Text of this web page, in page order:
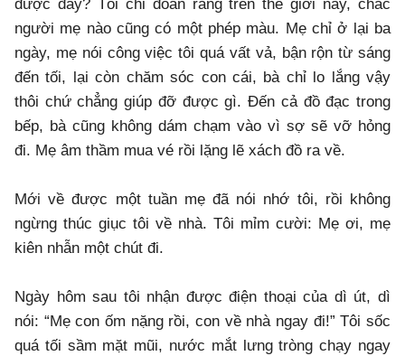
được đây? Tôi chỉ đoán rằng trên thế giới này, chắc
người mẹ nào cũng có một phép màu. Mẹ chỉ ở lại ba
ngày, mẹ nói công việc tôi quá vất vả, bận rộn từ sáng
đến tối, lại còn chăm sóc con cái, bà chỉ lo lắng vậy
thôi chứ chẳng giúp đỡ được gì. Đến cả đồ đạc trong
bếp, bà cũng không dám chạm vào vì sợ sẽ vỡ hỏng
đi. Mẹ âm thầm mua vé rồi lặng lẽ xách đồ ra về.
Mới về được một tuần mẹ đã nói nhớ tôi, rồi không
ngừng thúc giục tôi về nhà. Tôi mỉm cười: Mẹ ơi, mẹ
kiên nhẫn một chút đi.
Ngày hôm sau tôi nhận được điện thoại của dì út, dì
nói: “Mẹ con ốm nặng rồi, con về nhà ngay đi!” Tôi sốc
quá tối sầm mặt mũi, nước mắt lưng tròng chạy ngay